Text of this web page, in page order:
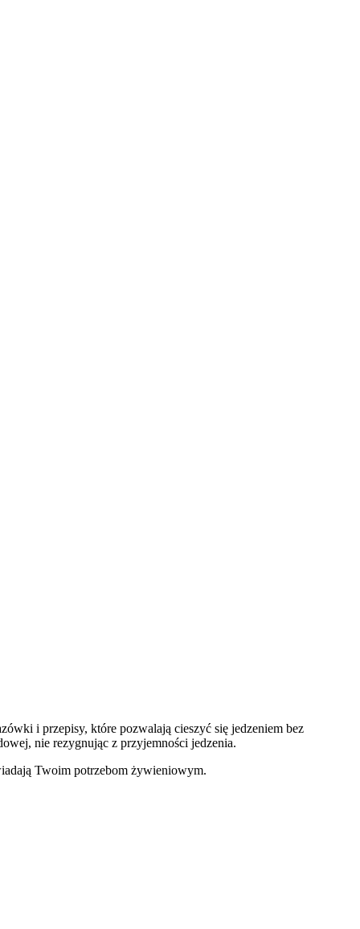
i przepisy, które pozwalają cieszyć się jedzeniem bez
nie rezygnując z przyjemności jedzenia.
Twoim potrzebom żywieniowym.